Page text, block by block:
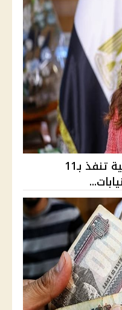
قرارات وزيرة التنمية المحلية تنفذ بـ11